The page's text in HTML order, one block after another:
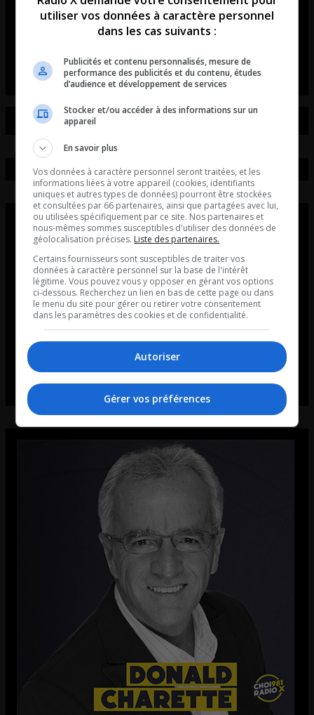
Babu à la recousse de SANAIR
Dany »Babu » Bernier nous explique pourquoi il
s’implique dans la défense de la piste de Sanair
utiliser vos données à caractère personnel
dans les cas suivants :
Publicités et contenu personnalisés, mesure de
performance des publicités et du contenu, études
d’audience et développement de services
Stocker et/ou accéder à des informations sur un
appareil
En savoir plus
Vos données à caractère personnel seront traitées, et les
informations liées à votre appareil (cookies, identifiants
uniques et autres types de données) pourront être stockées
et consultées par 66 partenaires, ainsi que partagées avec lui,
ou utilisées spécifiquement par ce site. Nos partenaires et
nous-mêmes sommes susceptibles d'utiliser des données de
géolocalisation précises. Liste des partenaires.
Certains fournisseurs sont susceptibles de traiter vos
données à caractère personnel sur la base de l'intérêt
légitime. Vous pouvez vous y opposer en gérant vos options
ci-dessous. Recherchez un lien en bas de cette page ou dans
le menu du site pour gérer ou retirer votre consentement
dans les paramètres des cookies et de confidentialité.
Autoriser
Gérer vos préférences